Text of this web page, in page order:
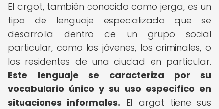
El argot, también conocido como jerga, es un
tipo de lenguaje especializado que se
desarrolla dentro de un grupo social
particular, como los jóvenes, los criminales, o
los residentes de una ciudad en particular.
Este lenguaje se caracteriza por su
vocabulario único y su uso específico en
situaciones informales. El argot tiene sus